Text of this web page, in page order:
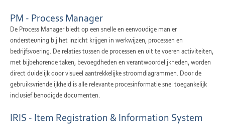
PM - Process Manager
De Process Manager biedt op een snelle en eenvoudige manier
ondersteuning bij het inzicht krijgen in werkwijzen, processen en
bedrijfsvoering. De relaties tussen de processen en uit te voeren activiteiten,
met bijbehorende taken, bevoegdheden en verantwoordelijkheden, worden
direct duidelijk door visueel aantrekkelijke stroomdiagrammen. Door de
gebruiksvriendelijkheid is alle relevante procesinformatie snel toegankelijk
inclusief benodigde documenten.
IRIS - Item Registration & Information System